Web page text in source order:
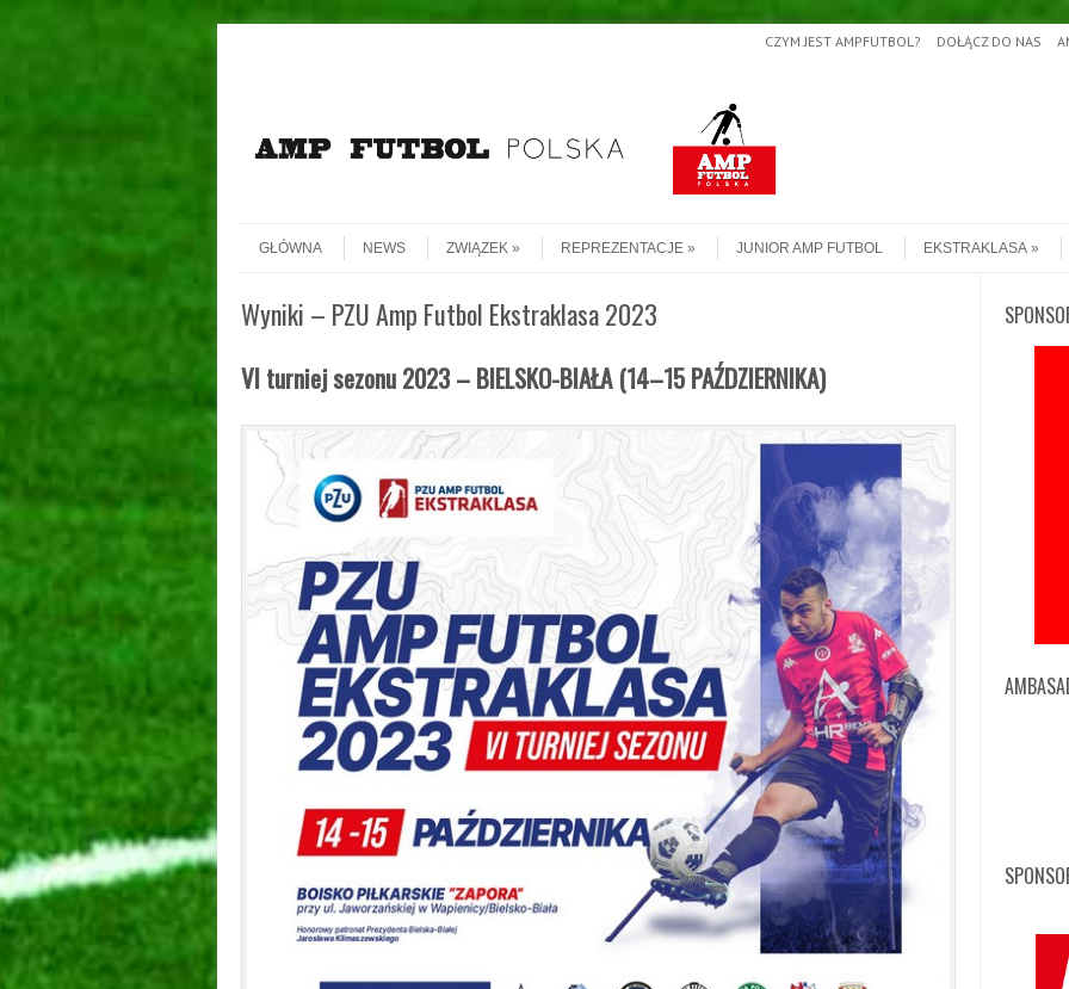
CZYM JEST AMPFUTBOL? DOŁĄCZ DO NAS
Menu
GŁÓWNA
NEWS ZWIĄZEK REPREZENTACJE JUNIOR AMP FUTBOL EKSTRAKLASA
Wyniki – PZU Amp Futbol Ekstraklasa 2023
VI turniej sezonu 2023 – BIELSKO-BIAŁA(14–15 PAŹDZIERNIKA)